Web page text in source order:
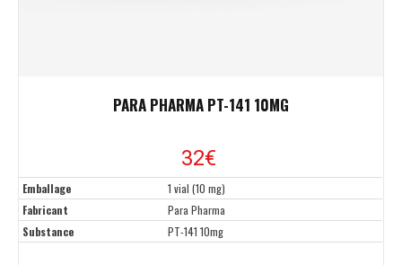
PARA PHARMA PT-141 10MG
32€
Emballage
1 vial (10 mg)
Fabricant
Para Pharma
Substance
PT-141 10mg